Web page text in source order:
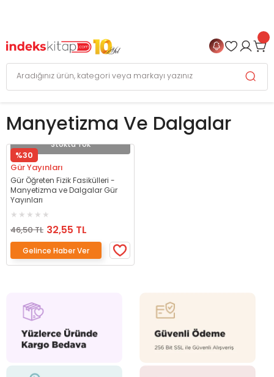
Manyetizma Ve Dalgalar
Stokta Yok
%30
Gür Yayınları
Gür Öğreten Fizik Fasikülleri -
Manyetizma ve Dalgalar Gür
Yayınları
46,50 TL 32,55 TL
Gelince Haber Ver